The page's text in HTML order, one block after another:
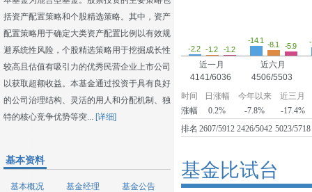
括资产配置策略和个股精选策略。其中，资产
配置策略用于确定大类资产配置比例以有效规
避系统性风险，个股精选策略用于挖掘成长性
较高且估值有吸引力的优秀民营企业上市公司
以获取超额收益。本基金通过投资于具有良好
的公司治理结构、灵活的用人和分配机制、独
特的核心竞争优势等突... [详细]
基本资料
基本概况 基金经理
基金公告
-2.2 -1.2 -1.2
近一月
4141/6036
-14.1 -8.1 -5.9
近六月
4506/5503
时间 日涨幅 今年以来
近三月
涨幅
0.2% -7.8%
-17.4%
排名 2607/5912 2426/5042 5023/5718
基金比试台